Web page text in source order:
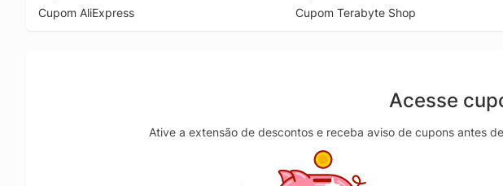
Cupom AliExpress
Cupom Terabyte Shop
Acesse
Ative a extensão de descontos e receba aviso de cupons antes